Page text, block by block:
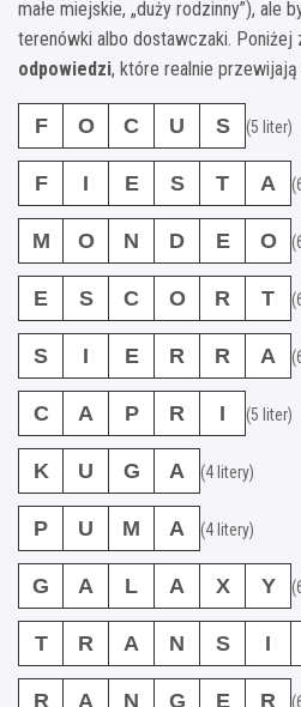
małe miejskie, „duży rodzinny”), ale
terenówki albo dostawczaki. Poniżej
odpowiedzi, które realnie
F O C U S (5 liter)
F I E S T A
M O N D E O
E S C O R T
S I E R R A
C A P R I (5 liter)
K U G A (4 litery)
P U M A (4 litery)
G A L A X Y
T R A N S I
R A N G E R